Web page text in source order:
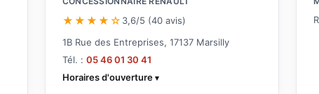
★★★★☆ 3,6/5 (40 avis)
1B Rue des Entreprises, 17137 Marsilly
Tél. : 05 46 01 30 41
Horaires d'ouverture